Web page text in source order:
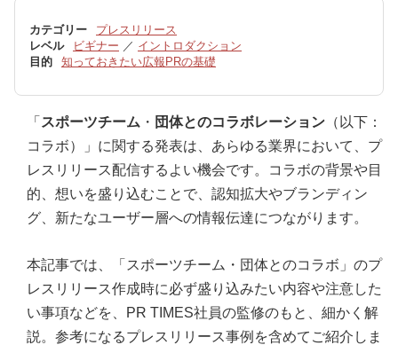
カテゴリー
プレスリリース
レベル
ビギナー ／ イントロダクション
目的
知っておきたい広報PRの基礎
「 スポーツチーム ・ 団体とのコラボレーション （以下：
コラボ）」に関する発表は、あらゆる業界において、プ
レスリリース配信するよい機会です。コラボの背景や目
的、想いを盛り込むことで、認知拡大やブランディン
グ、新たなユーザー層への情報伝達につながります。
本記事では、「スポーツチーム・団体とのコラボ」のプ
レスリリース作成時に必ず盛り込みたい内容や注意した
い事項などを、PR TIMES社員の監修のもと、細かく解
説。参考になるプレスリリース事例を含めてご紹介しま